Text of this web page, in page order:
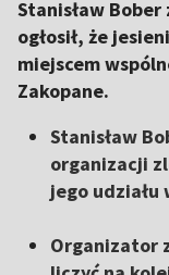
Stanisław Bober
ogłosił, że
miejscem
Zakopane.
Stanisław
organizacji
jego udziału
Organizator